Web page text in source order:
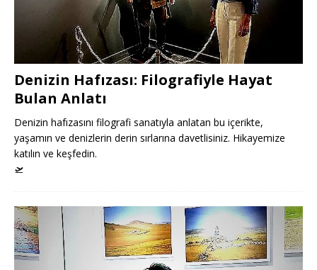
Denizin Hafızası: Filografiyle Hayat
Bulan Anlatı
Denizin hafızasını filografi sanatıyla anlatan bu içerikte,
yaşamın ve denizlerin derin sırlarına davetlisiniz. Hikayemize
katılın ve keşfedin.
🛫